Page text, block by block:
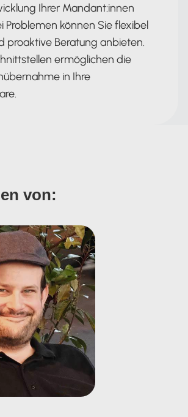
Ihrer Mandant:innen
Problemen können Sie flexibel
proaktive Beratung anbieten.
ermöglichen die
in Ihre
von: